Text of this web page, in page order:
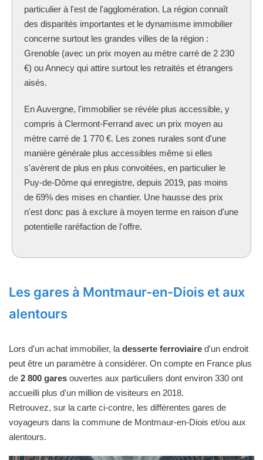
particulier à l'est de l'agglomération. La région connaît
des disparités importantes et le dynamisme immobilier
concerne surtout les grandes villes de la région :
Grenoble (avec un prix moyen au mètre carré de 2 230
€) ou Annecy qui attire surtout les retraités et étrangers
aisés.
En Auvergne, l'immobilier se révèle plus accessible, y
compris à Clermont-Ferrand avec un prix moyen au
mètre carré de 1 770 €. Les zones rurales sont d'une
manière générale plus accessibles même si elles
s'avèrent de plus en plus convoitées, en particulier le
Puy-de-Dôme qui enregistre, depuis 2019, pas moins
de 69% des mises en chantier. Une hausse des prix
n'est donc pas à exclure à moyen terme en raison d'une
potentielle raréfaction de l'offre.
Les gares à Montmaur-en-Diois et aux
alentours
Lors d'un achat immobilier, la desserte ferroviaire d'un endroit
peut être un paramètre à considérer. On compte en France plus
de 2 800 gares ouvertes aux particuliers dont environ 330 ont
accueilli plus d'un million de visiteurs en 2018.
Retrouvez, sur la carte ci-contre, les différentes gares de
voyageurs dans la commune de Montmaur-en-Diois et/ou aux
alentours.